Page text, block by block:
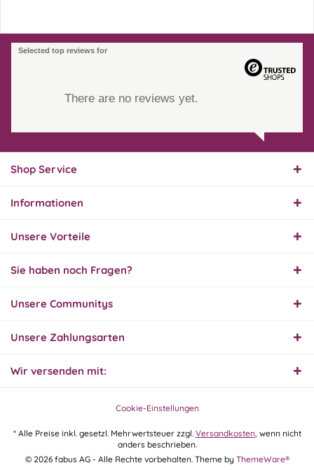
Selected top reviews for
There are no reviews yet.
Shop Service
Informationen
Unsere Vorteile
Sie haben noch Fragen?
Unsere Communitys
Unsere Zahlungsarten
Wir versenden mit:
Cookie-Einstellungen
* Alle Preise inkl. gesetzl. Mehrwertsteuer zzgl. Versandkosten, wenn nicht
anders beschrieben.
© 2026 fabus AG - Alle Rechte vorbehalten. Theme by ThemeWare®